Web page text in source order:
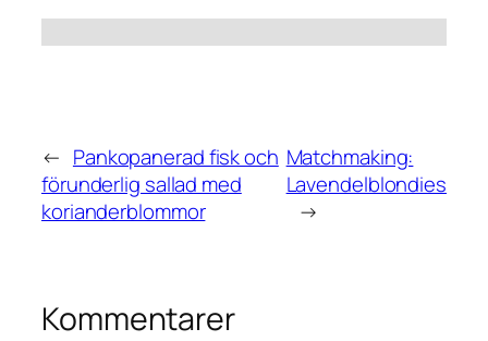
← Pankopanerad fisk och
förunderlig sallad med
korianderblommor
Matchmaking:
Lavendelblondies
→
Kommentarer